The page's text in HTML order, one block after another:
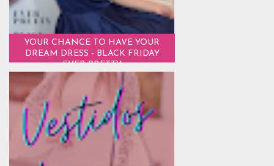
YOUR CHANCE TO HAVE YOUR
DREAM DRESS - BLACK FRIDAY
EVER PRETTY